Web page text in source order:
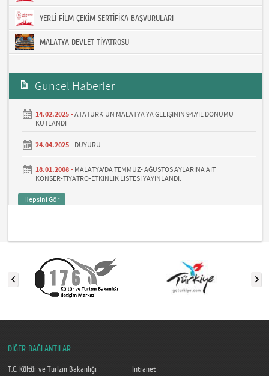
YERLİ FİLM ÇEKİM SERTİFİKA BAŞVURULARI
MALATYA DEVLET TİYATROSU
Güncel Haberler
14.02.2025 -ATATÜRK'ÜN MALATYA'YA GELİŞİNİN 94.YIL DÖNÜMÜ
KUTLANDI
24.04.2025 - DUYURU
18.01.2008 - MALATYA'DA TEMMUZ- AĞUSTOS AYLARINA AİT
KONSER-TİYATRO-ETKİNLİK LİSTESİ YAYINLANDI.
Hepsini Gör
DİĞER BAĞLANTILAR
T.C. Kültür ve Turizm Bakanlığı Intranet